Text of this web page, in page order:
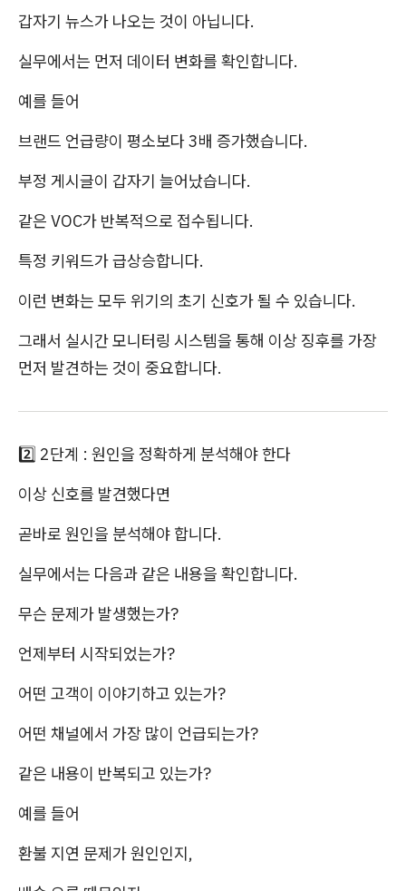
갑자기 뉴스가 나오는 것이 아닙니다.
실무에서는 먼저 데이터 변화를 확인합니다.
예를 들어
브랜드 언급량이 평소보다 3배 증가했습니다.
부정 게시글이 갑자기 늘어났습니다.
같은 VOC가 반복적으로 접수됩니다.
특정 키워드가 급상승합니다.
이런 변화는 모두 위기의 초기 신호가 될 수 있습니다.
그래서 실시간 모니터링 시스템을 통해 이상 징후를 가장
먼저 발견하는 것이 중요합니다.
2️⃣ 2단계 : 원인을 정확하게 분석해야 한다
이상 신호를 발견했다면
곧바로 원인을 분석해야 합니다.
실무에서는 다음과 같은 내용을 확인합니다.
무슨 문제가 발생했는가?
언제부터 시작되었는가?
어떤 고객이 이야기하고 있는가?
어떤 채널에서 가장 많이 언급되는가?
같은 내용이 반복되고 있는가?
예를 들어
환불 지연 문제가 원인인지,